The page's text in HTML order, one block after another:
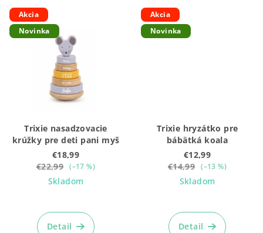
Akcia
Novinka
Trixie nasadzovacie
krúžky pre deti pani myš
€18,99
€22,99 (–17 %)
Skladom
Detail
Akcia
Novinka
Trixie hryzátko pre
bábätká koala
€12,99
€14,99 (–13 %)
Skladom
Detail